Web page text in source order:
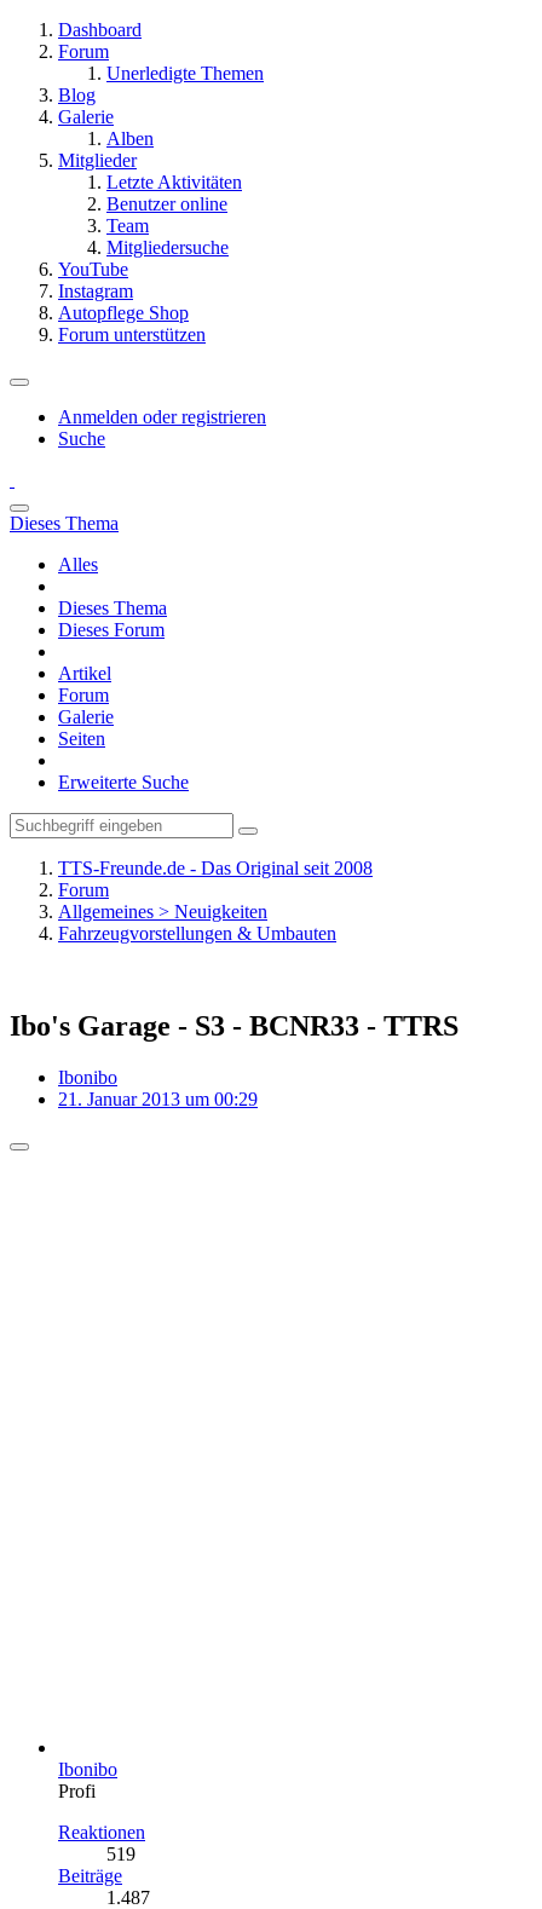
Dashboard
Forum
Unerledigte Themen
Blog
Galerie
Alben
Mitglieder
Letzte Aktivitäten
Benutzer online
Team
Mitgliedersuche
YouTube
Instagram
Autopflege Shop
Forum unterstützen
Anmelden oder registrieren
Suche
Dieses Thema
Alles
Dieses Thema
Dieses Forum
Artikel
Forum
Galerie
Seiten
Erweiterte Suche
TTS-Freunde.de - Das Original seit 2008
Forum
Allgemeines > Neuigkeiten
Fahrzeugvorstellungen & Umbauten
Ibo's Garage - S3 - BCNR33 - TTRS
Ibonibo
21. Januar 2013 um 00:29
Ibonibo
Profi
Reaktionen
519
Beiträge
1.487